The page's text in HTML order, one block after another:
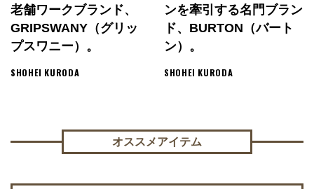
老舗ワークブランド、
GRIPSWANY（グリッ
プスワニー）。
SHOHEI KURODA
ンを牽引する名門ブラン
ド、BURTON（バート
ン）。
SHOHEI KURODA
オススメアイテム